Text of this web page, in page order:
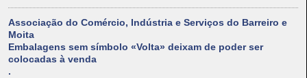
Associação do Comércio, Indústria e Serviços do Barreiro e
Moita
Embalagens sem símbolo «Volta» deixam de poder ser
colocadas à venda
.